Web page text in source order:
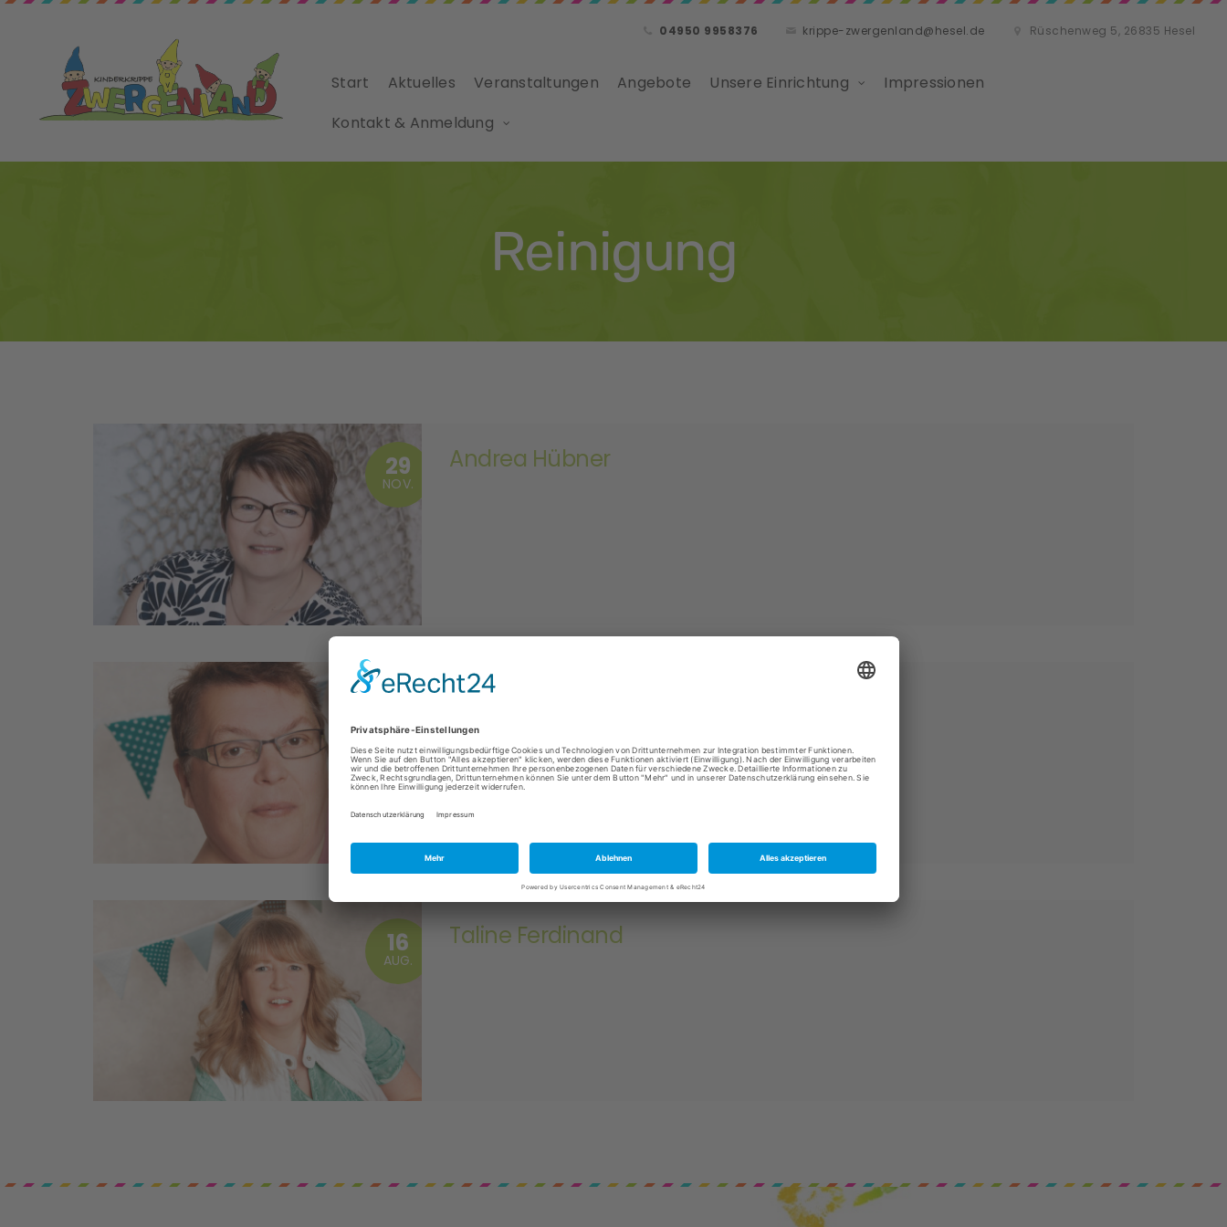
04950 9958376 krippe-zwergenland@hesel.de Rüschenweg 5, 26835 Hesel
Start Aktuelles Veranstaltungen Angebote Unsere Einrichtung
Impressionen
Kontakt & Anmeldung
Reinigung
29
NOV.
Andrea Hübner
AUG.
Johanna Freerks
16
AUG.
Taline Ferdinand